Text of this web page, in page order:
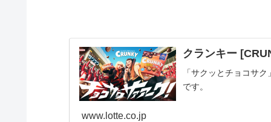
クランキー
「サクッとチョコサ
です。
www.lotte.co.jp